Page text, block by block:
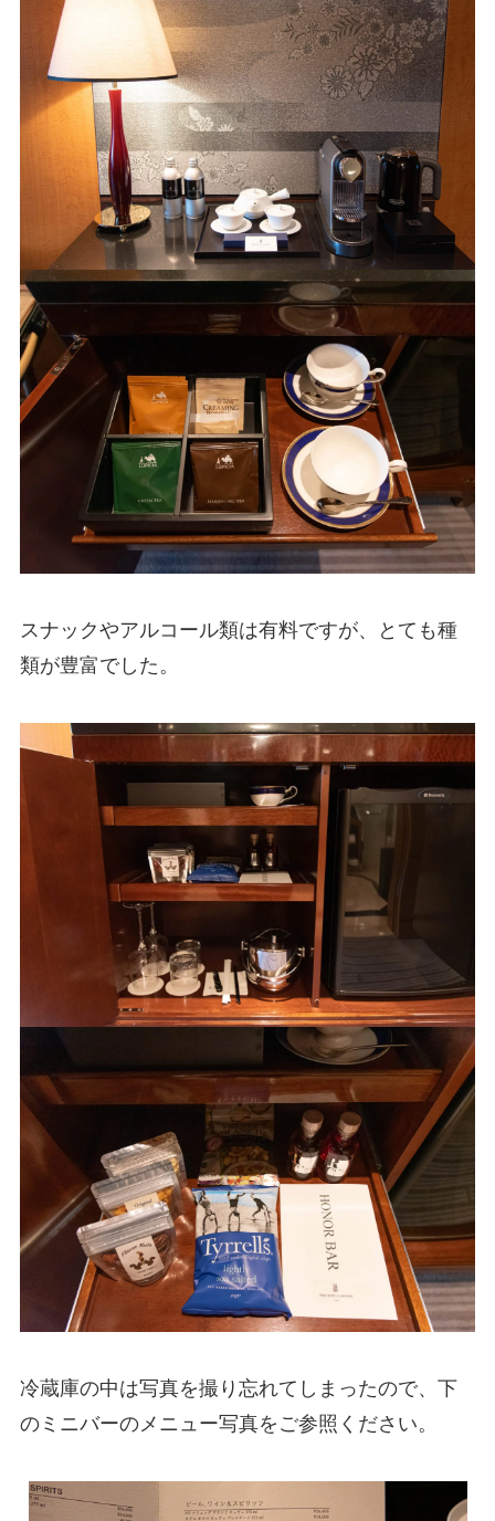
スナックやアルコール類は有料ですが、とても種
類が豊富でした。
冷蔵庫の中は写真を撮り忘れてしまったので、下
のミニバーのメニュー写真をご参照ください。